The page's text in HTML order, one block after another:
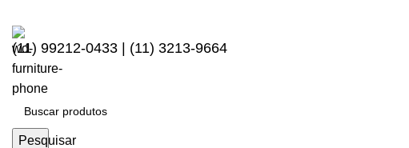
(11) 99212-0433 | (11) 3213-9664
Pesquisar